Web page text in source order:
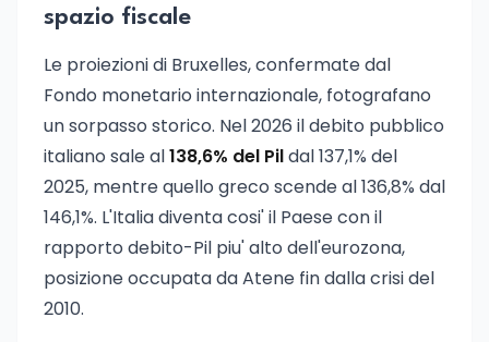
spazio fiscale
Le proiezioni di Bruxelles, confermate dal
Fondo monetario internazionale, fotografano
un sorpasso storico. Nel 2026 il debito pubblico
italiano sale al138,6% del Pildal 137,1% del
2025, mentre quello greco scende al 136,8% dal
146,1%. L'Italia diventa cosi' il Paese con il
rapporto debito-Pil piu' alto dell'eurozona,
posizione occupata da Atene fin dalla crisi del
2010.